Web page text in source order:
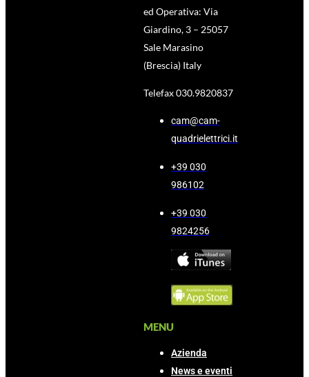
ed Operativa: Via
Giardino, 3 – 25057
Sale Marasino
(Brescia) Italy
Telefax 030.9820837
cam@cam-
quadrielettrici.it
+39 030
986102
+39 030
9824256
MENU
Azienda
News e eventi